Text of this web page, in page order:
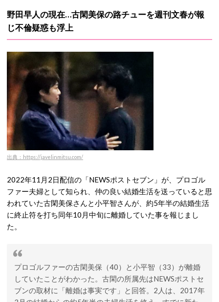
野田早人の現在…古閑美保の路チューを週刊文春が報
じ不倫疑惑も浮上
出典：https://javelinmitsu.com/
2022年11月2日配信の「NEWSポストセブン」が、プロゴル
ファー夫婦として知られ、仲の良い結婚生活を送っていると思
われていた古閑美保さんと小平智さんが、約5年半の結婚生活
に終止符を打ち同年10月中旬に離婚していた事を報じまし
た。
プロゴルファーの古閑美保（40）と小平智（33）が離婚
していたことがわかった。古閑の所属先はNEWSポストセ
ブンの取材に「離婚は事実です」と回答。2人は、2017年